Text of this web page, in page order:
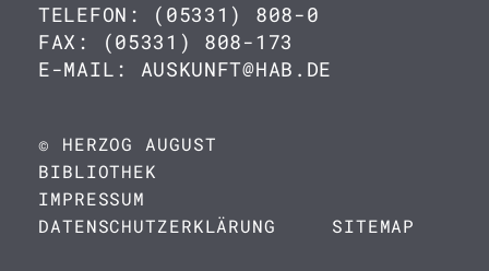
TELEFON: (05331) 808-0
FAX: (05331) 808-173
E-MAIL: AUSKUNFT@HAB.DE
© HERZOG AUGUST
BIBLIOTHEK
IMPRESSUM
DATENSCHUTZERKLÄRUNG
SITEMAP